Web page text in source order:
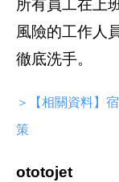
所有員工在上
風險的工作人
徹底洗手。
＞【相關資料】
策
ototojet